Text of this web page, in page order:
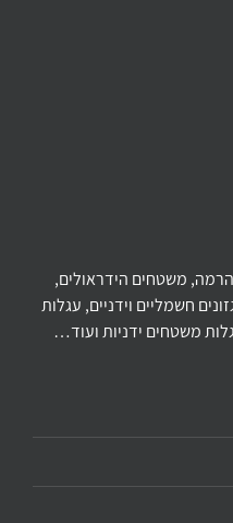
משטחים הידראולים,
חשמליים וידניים, עגלות
משטחים ידניות ועוד…